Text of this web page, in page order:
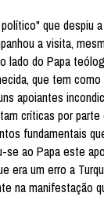
que despiu
a visita,
do Papa
que tem
apoiantes
críticas por
fundamentais
ao Papa este
um erro a
na manifestação